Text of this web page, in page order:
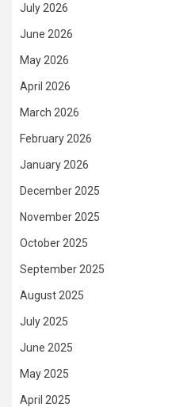
July 2026
June 2026
May 2026
April 2026
March 2026
February 2026
January 2026
December 2025
November 2025
October 2025
September 2025
August 2025
July 2025
June 2025
May 2025
April 2025